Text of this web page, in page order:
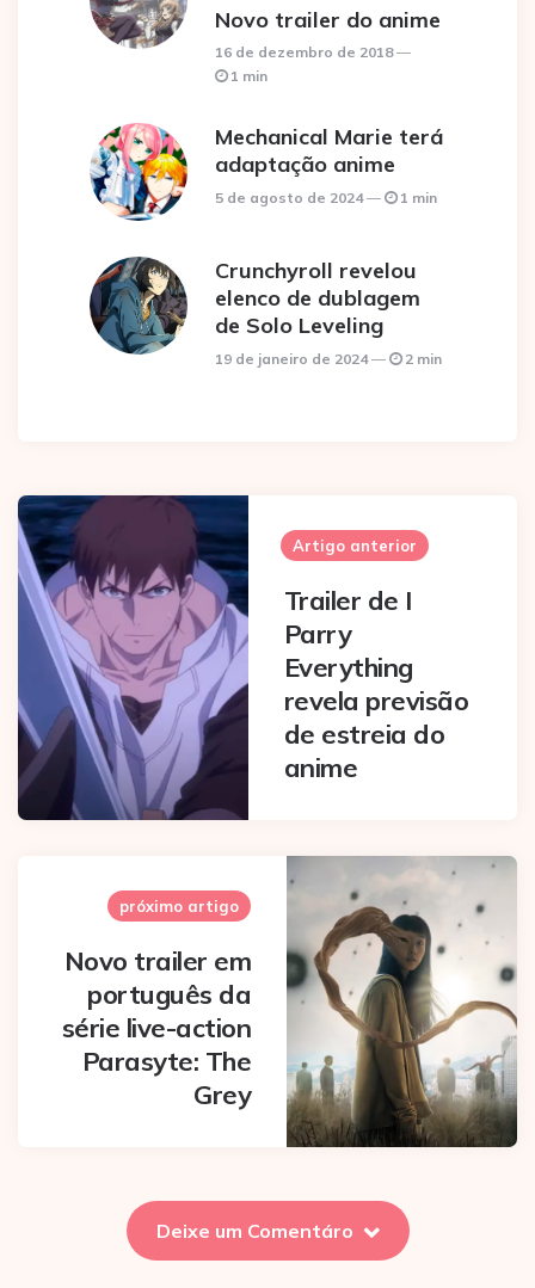
Novo trailer do anime
16 de dezembro de 2018
1 min
Mechanical Marie terá
adaptação anime
5 de agosto de 2024 1 min
Crunchyroll revelou
elenco de dublagem
de Solo Leveling
19 de janeiro de 2024 2 min
Post
navigation
Artigo anterior
Trailer de I
Parry
Everything
revela previsão
de estreia do
anime
próximo artigo
Novo trailer em
português da
série live-action
Parasyte: The
Grey
Deixe um Comentáro